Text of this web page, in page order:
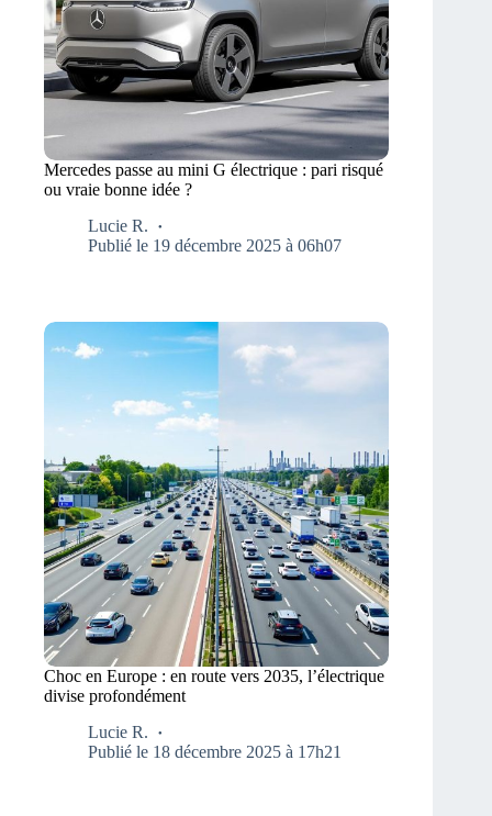
Mercedes passe au mini G électrique : pari risqué
ou vraie bonne idée ?
Lucie R.
Publié le 19 décembre 2025 à 06h07
Choc en Europe : en route vers 2035, l’électrique
divise profondément
Lucie R.
Publié le 18 décembre 2025 à 17h21